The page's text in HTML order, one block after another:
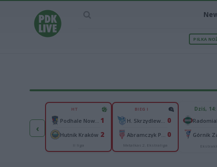
PIŁKA
‹
II Kielce1
II Kraków 2
HT
1
Hutnik Kraków 2
II liga
BIEG I
0
0
Metalkas 2. Ekstraliga
Dziś,
Górnik